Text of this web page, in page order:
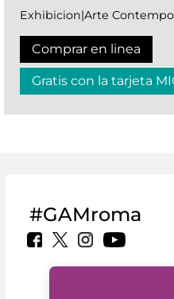
Exhibicion|Arte
Comprar en linea
Gratis con la tarjeta
#GAMroma